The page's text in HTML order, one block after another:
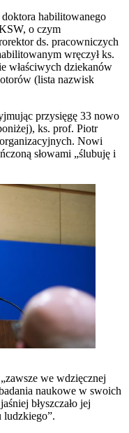
habilitowanego
o czym
ds. pracowniczych
wręczył ks.
właściwych dziekanów
(lista nazwisk
przysięgę 33 nowo
ks. prof. Piotr
Nowi
słowami „ślubuję i
we wdzięcznej
naukowe w swoich
błyszczało jej
ludzkiego”.